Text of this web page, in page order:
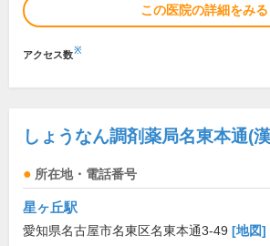
この医院の詳細をみる
アクセス数※
しょうなん調剤薬局名東本通(
所在地・電話番号
星ヶ丘駅
愛知県名古屋市名東区名東本通3-49 [地図]